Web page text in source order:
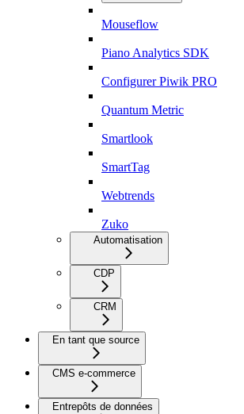
Mouseflow
Piano Analytics SDK
Configurer Piwik PRO
Quantum Metric
Smartlook
SmartTag
Webtrends
Zuko
Automatisation
CDP
CRM
En tant que source
CMS e-commerce
Entrepôts de données